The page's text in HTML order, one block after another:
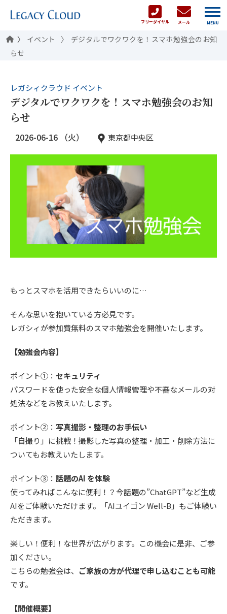
フリーダイヤル メール MENU
イベント
デジタルでワクワクを！スマホ勉強会のお知
らせ
レガシィクラウド イベント
デジタルでワクワクを！スマホ勉強会のお知
らせ
2026-06-16 （火） 東京都中央区
もっとスマホを活用できたらいいのに…
そんな思いを抱いている方必見です。
レガシィが参加費無料のスマホ勉強会を開催いたします。
【勉強会内容】
ポイント①： セキュリティ
パスワードを使った安全な個人情報管理や不審なメールの対
処法などをお教えいたします。
ポイント②： 写真撮影・整理のお手伝い
「自撮り」に挑戦！撮影した写真の整理・加工・削除方法に
ついてもお教えいたします。
ポイント③： 話題のAI を体験
使ってみればこんなに便利！？今話題の”ChatGPT”など生成
AIをご体験いただけます。「AIユイゴン Well-B」もご体験い
ただきます。
楽しい！便利！な世界が広がります。この機会に是非、ご参
加ください。
こちらの勉強会は、 ご家族の方が代理で申し込むことも可能
です。
【開催概要】